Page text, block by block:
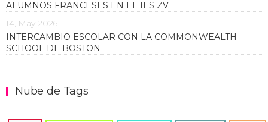
ALUMNOS FRANCESES EN EL IES ZV.
14, May 2026
INTERCAMBIO ESCOLAR CON LA COMMONWEALTH
SCHOOL DE BOSTON
Nube de Tags